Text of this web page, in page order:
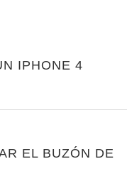
IPHONE 4
EL BUZÓN DE